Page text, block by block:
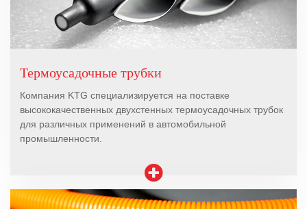
Термоусадочные трубки
Компания KTG специализируется на поставке
высококачественных двухстенных термоусадочных трубок
для различных применений в автомобильной
промышленности.